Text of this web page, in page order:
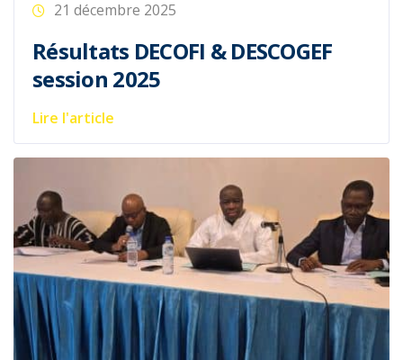
21 décembre 2025
Résultats DECOFI & DESCOGEF
session 2025
Lire l'article